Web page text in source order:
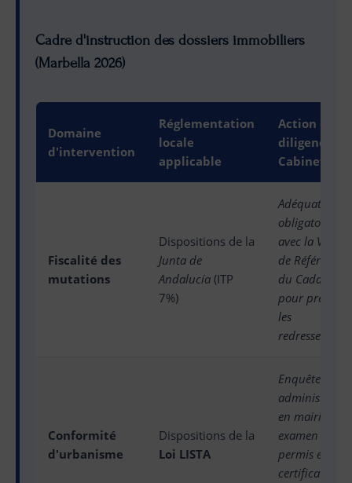
Cadre d'instruction des dossiers immobiliers
(Marbella 2026)
Domaine
d'intervention
Réglementation
locale
applicable
Action et
diligence du
Cabinet
Fiscalité des
mutations
Dispositions de la
Junta de
Andalucía (ITP
7%)
Adéquation
obligatoire
avec la Valeur
de Référence
du Cadastre
pour prévenir
les
Conformité
d'urbanisme
Dispositions de la
Loi LISTA
Enquête
administrative
en mairie,
examen des
permis et des
certificats de